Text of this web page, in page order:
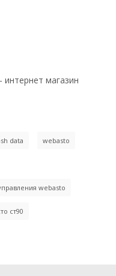
интернет магазин
data webasto
webasto
ст90